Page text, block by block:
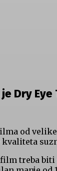
Dry
od
kvaliteta
treba biti